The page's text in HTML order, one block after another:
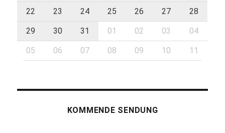
22 23 24 25 26 27 28
29 30 31 01 02 03 04
05 06 07 08 09 10 11
KOMMENDE SENDUNG